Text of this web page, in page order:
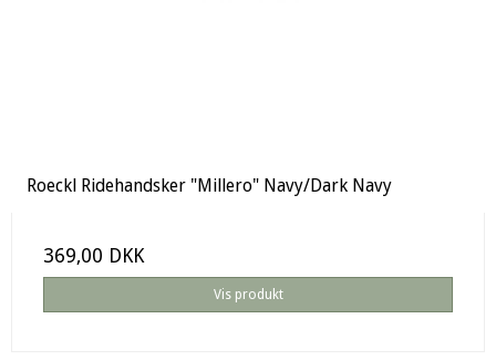
Roeckl Ridehandsker "Millero" Navy/Dark Navy
369,00 DKK
Vis produkt